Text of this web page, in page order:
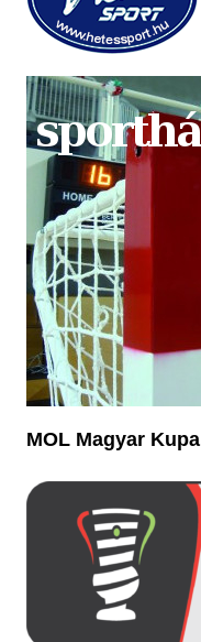
MOL Magyar Kupa